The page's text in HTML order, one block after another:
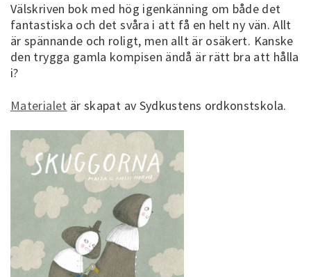
Välskriven bok med hög igenkänning om både det
fantastiska och det svåra i att få en helt ny vän. Allt
är spännande och roligt, men allt är osäkert. Kanske
den trygga gamla kompisen ändå är rätt bra att hålla
i?
Materialet är skapat av Sydkustens ordkonstskola.